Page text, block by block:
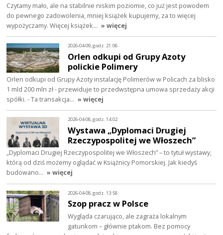
Czytamy mało, ale na stabilnie niskim poziomie, co już jest powodem
do pewnego zadowolenia, mniej książek kupujemy, za to więcej
wypożyczamy. Więcej książek… » więcej
2026-04-09, godz. 21:06
Orlen odkupi od Grupy Azoty
polickie Polimery
Orlen odkupi od Grupy Azoty instalację Polimerów w Policach za blisko
1 mld 200 mln zł - przewiduje to przedwstępna umowa sprzedaży akcji
spółki. - Ta transakcja… » więcej
2026-04-08, godz. 14:02
Wystawa „Dyplomaci Drugiej
Rzeczypospolitej we Włoszech”
„Dyplomaci Drugiej Rzeczypospolitej we Włoszech” – to tytuł wystawy,
którą od dziś możemy oglądać w Książnicy Pomorskiej. Jak kiedyś
budowano… » więcej
2026-04-08, godz. 13:58
Szop pracz w Polsce
Wygląda czarująco, ale zagraża lokalnym
gatunkom – głównie ptakom. Bez pomocy